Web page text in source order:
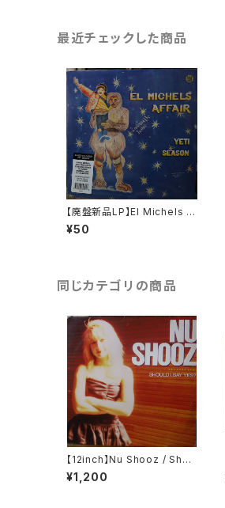
最近チェックした商品
【廃盤新品LP】El Michels A
ffair / Yeti Season
¥50
同じカテゴリの商品
【12inch】Nu Shooz / Shou
ld I Say Yes?
¥1,200